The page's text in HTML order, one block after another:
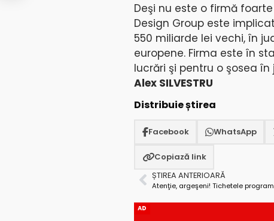
Deşi nu este o firmă
Design Group este
550 miliarde lei vechi, în
europene. Firma este în
lucrări şi pentru o şosea
Alex SILVESTRU
Distribuie știrea
Facebook WhatsApp
Copiază link
ȘTIREA ANTERIOARĂ
AD